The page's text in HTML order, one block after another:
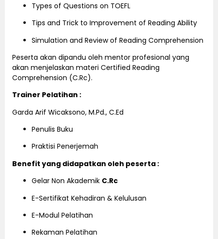
Types of Questions on TOEFL
Tips and Trick to Improvement of Reading Ability
Simulation and Review of Reading Comprehension
Peserta akan dipandu oleh mentor profesional yang
akan menjelaskan materi Certified Reading
Comprehension (C.Rc).
Trainer Pelatihan :
Garda Arif Wicaksono, M.Pd., C.Ed
Penulis Buku
Praktisi Penerjemah
Benefit yang didapatkan oleh peserta :
Gelar Non Akademik C.Rc
E-Sertifikat Kehadiran & Kelulusan
E-Modul Pelatihan
Rekaman Pelatihan